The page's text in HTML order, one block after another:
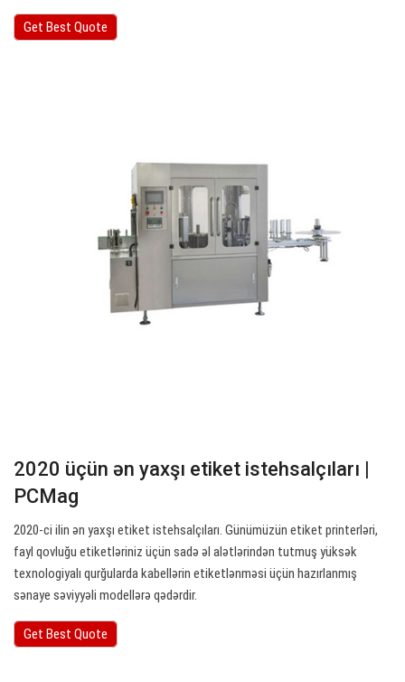
Get Best Quote
2020 üçün ən yaxşı etiket istehsalçıları |
PCMag
2020-ci ilin ən yaxşı etiket istehsalçıları. Günümüzün etiket printerləri,
fayl qovluğu etiketləriniz üçün sadə əl alətlərindən tutmuş yüksək
texnologiyalı qurğularda kabellərin etiketlənməsi üçün hazırlanmış
sənaye səviyyəli modellərə qədərdir.
Get Best Quote